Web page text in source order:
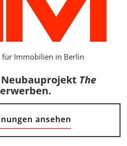
Vermögen:
Das Geld der
oder des Eigentümers muss
Verwaltung getrennt werden.
nicht auf
bei Wohnraum nicht als
die Umlage dagegen zulässig,
ist.
ohne
für Immobilien in Berlin
The
ansehen